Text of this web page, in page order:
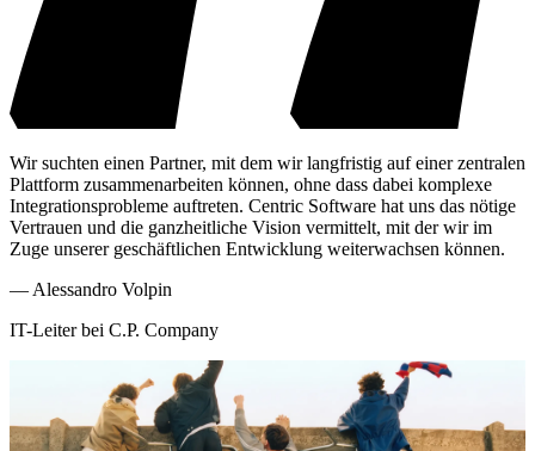
Wir suchten einen Partner, mit dem wir langfristig auf einer zentralen
Plattform zusammenarbeiten können, ohne dass dabei komplexe
Integrationsprobleme auftreten. Centric Software hat uns das nötige
Vertrauen und die ganzheitliche Vision vermittelt, mit der wir im
Zuge unserer geschäftlichen Entwicklung weiterwachsen können.
— Alessandro Volpin
IT-Leiter bei C.P. Company